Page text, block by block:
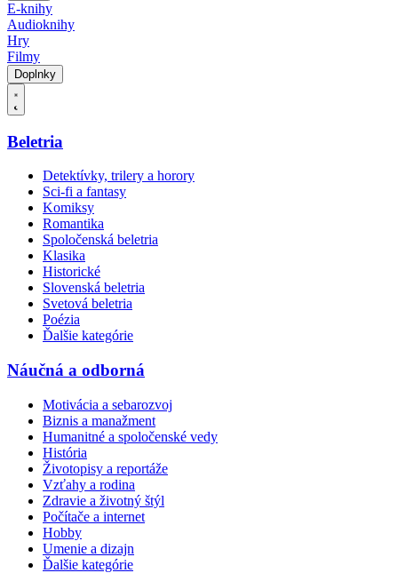
E-knihy
Audioknihy
Hry
Filmy
Doplnky
Beletria
Detektívky, trilery a horory
Sci-fi a fantasy
Komiksy
Romantika
Spoločenská beletria
Klasika
Historické
Slovenská beletria
Svetová beletria
Poézia
Ďalšie kategórie
Náučná a odborná
Motivácia a sebarozvoj
Biznis a manažment
Humanitné a spoločenské vedy
História
Životopisy a reportáže
Vzťahy a rodina
Zdravie a životný štýl
Počítače a internet
Hobby
Umenie a dizajn
Ďalšie kategórie